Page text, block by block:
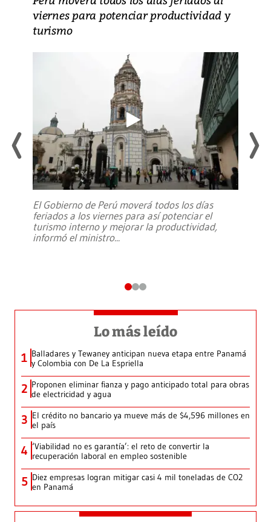
viernes para potenciar productividad y
turismo
El Gobierno de Perú moverá todos los días
feriados a los viernes para así potenciar el
turismo interno y mejorar la productividad,
informó el ministro...
Lo más leído
1 Balladares y Tewaney anticipan nueva etapa entre Panamá
y Colombia con De La Espriella
2 Proponen eliminar fianza y pago anticipado total para obras
de electricidad y agua
3 El crédito no bancario ya mueve más de $4,596 millones en
el país
4 ‘Viabilidad no es garantía’: el reto de convertir la
recuperación laboral en empleo sostenible
5 Diez empresas logran mitigar casi 4 mil toneladas de CO2
en Panamá